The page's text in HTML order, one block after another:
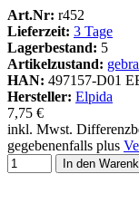
Art.Nr: r452
Lieferzeit: 3 Tage
Lagerbestand: 5
Artikelzustand:
HAN: 497157-D01
Hersteller: Elpida
7,75 €
inkl. Mwst.
gegebenenfalls plus
In den